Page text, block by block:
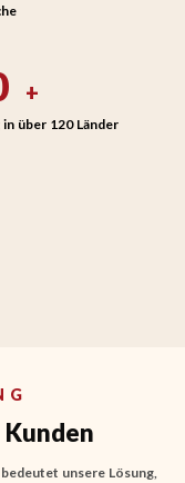
+
über 120 Länder
unsere Lösung,